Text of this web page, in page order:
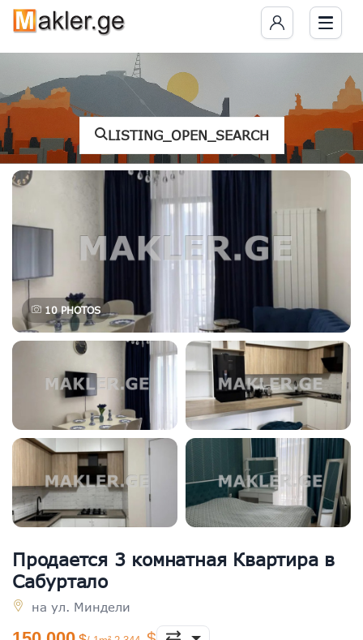
LISTING_OPEN_SEARCH
10PHOTOS
Продается 3 комнатная Квартира в
Сабуртало
на ул. Миндели